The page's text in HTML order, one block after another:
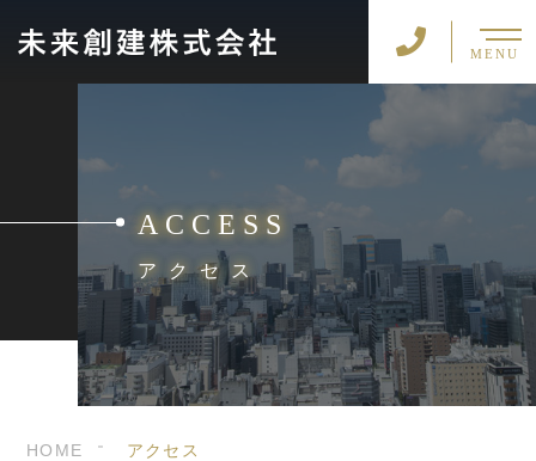
MENU
ACCESS
アクセス
HOME アクセス